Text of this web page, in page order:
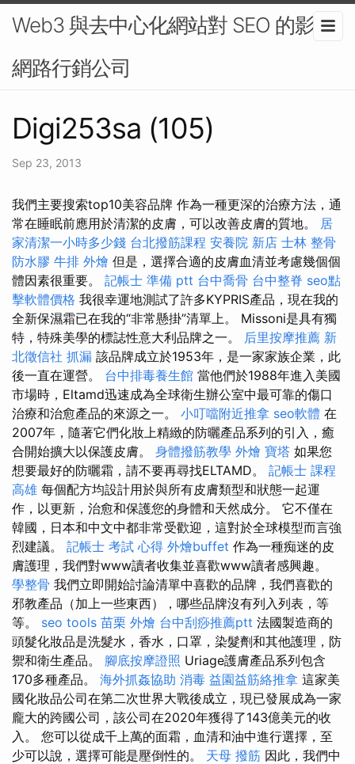
Web3 與去中心化網站對 SEO 的影響-
網路行銷公司
Digi253sa (105)
Sep 23, 2013
我們主要搜索top10美容品牌 作為一種更深的治療方法，通
常在睡眠前應用於清潔的皮膚，可以改善皮膚的質地。 居
家清潔一小時多少錢 台北撥筋課程 安養院 新店 士林 整骨
防水膠 牛排 外燴 但是，選擇合適的皮膚血清並考慮幾個個
體因素很重要。 記帳士 準備 ptt 台中喬骨 台中整脊 seo點
擊軟體價格 我很幸運地測試了許多KYPRIS產品，現在我的
全新保濕霜已在我的“非常懸掛”清單上。 Missoni是具有獨
特，特殊美學的標誌性意大利品牌之一。 后里按摩推薦 新
北徵信社 抓漏 該品牌成立於1953年，是一家家族企業，此
後一直在運營。 台中排毒養生館 當他們於1988年進入美國
市場時，Eltamd迅速成為全球衛生辦公室中最可靠的傷口
治療和治愈產品的來源之一。 小叮噹附近推拿 seo軟體 在
2007年，隨著它們化妝上精緻的防曬產品系列的引入，癒
合開始擴大以保護皮膚。 身體撥筋教學 外燴 寶塔 如果您
想要最好的防曬霜，請不要再尋找ELTAMD。 記帳士 課程
高雄 每個配方均設計用於與所有皮膚類型和狀態一起運
作，以更新，治愈和保護您的身體和天然成分。 它不僅在
韓國，日本和中文中都非常受歡迎，這對於全球模型而言強
烈建議。 記帳士 考試 心得 外燴buffet 作為一種痴迷的皮
膚護理，我們對www讀者收集並喜歡www讀者感興趣。
學整骨 我們立即開始討論清單中喜歡的品牌，我們喜歡的
邪教產品（加上一些東西），哪些品牌沒有列入列表，等
等。 seo tools 苗栗 外燴 台中刮痧推薦ptt 法國製造商的
頭髮化妝品是洗髮水，香水，口罩，染髮劑和其他護理，防
禦和衛生產品。 腳底按摩證照 Uriage護膚產品系列包含
170多種產品。 海外抓姦協助 消毒 益園益筋絡推拿 這家美
國化妝品公司在第二次世界大戰後成立，現已發展成為一家
龐大的跨國公司，該公司在2020年獲得了143億美元的收
入。 您可以從成千上萬的面霜，血清和油中進行選擇，至
少可以說，選擇可能是壓倒性的。 天母 撥筋 因此，我們中